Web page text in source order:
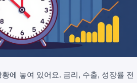
에 놓여 있어요. 금리, 수출, 성장률 전